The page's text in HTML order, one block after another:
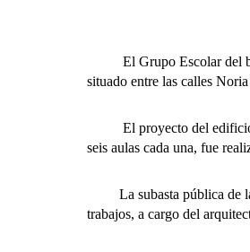
El Grupo Escolar del
situado entre las calles
El proyecto del edificio,
seis aulas cada una, fue
La subasta pública de la
trabajos, a cargo del